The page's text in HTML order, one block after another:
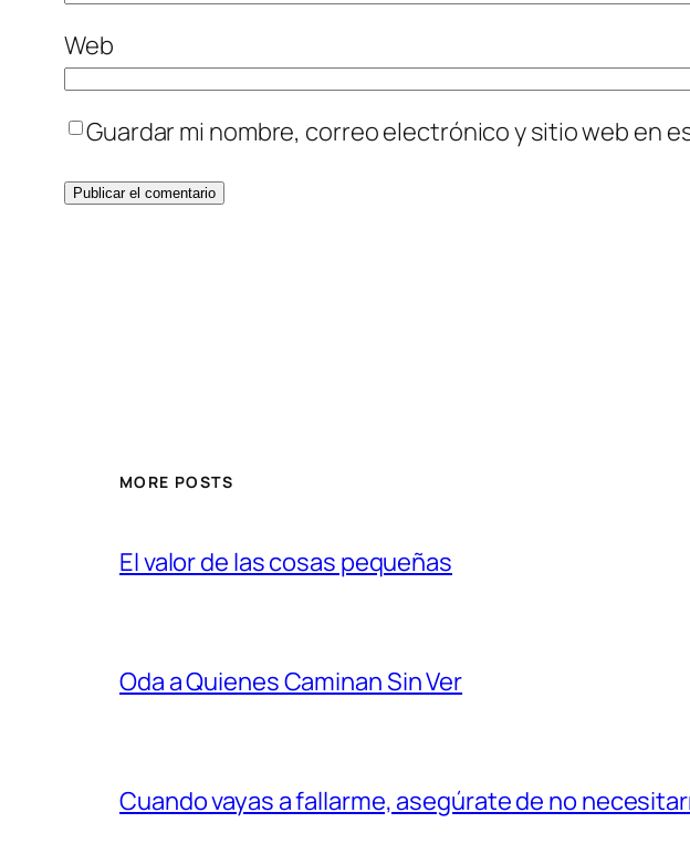
Web
Guardar mi nombre, correo electrónico y sitio web en
MORE POSTS
El valor de las cosas pequeñas
Oda a Quienes Caminan Sin Ver
Cuando vayas a fallarme, asegúrate de no